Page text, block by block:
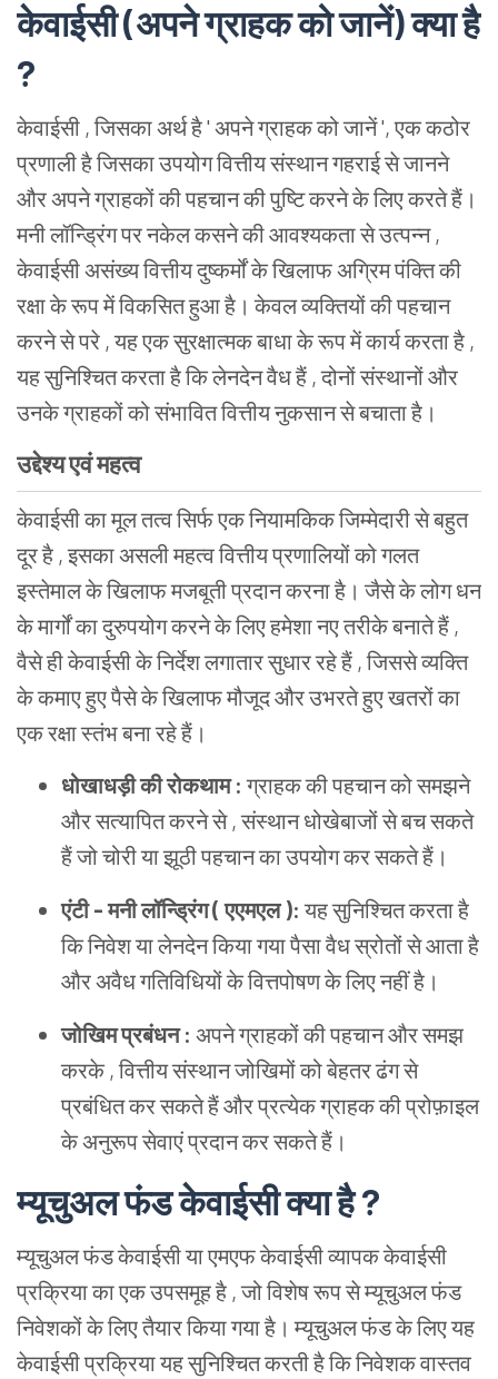
केवाईसी (अपने ग्राहक को जानें) क्या है
?
केवाईसी , जिसका अर्थ है ' अपने ग्राहक को जानें ', एक कठोर
प्रणाली है जिसका उपयोग वित्तीय संस्थान गहराई से जानने
और अपने ग्राहकों की पहचान की पुष्टि करने के लिए करते हैं।
मनी लॉन्ड्रिंग पर नकेल कसने की आवश्यकता से उत्पन्न ,
केवाईसी असंख्य वित्तीय दुष्कर्मों के खिलाफ अग्रिम पंक्ति की
रक्षा के रूप में विकसित हुआ है। केवल व्यक्तियों की पहचान
करने से परे , यह एक सुरक्षात्मक बाधा के रूप में कार्य करता है ,
यह सुनिश्चित करता है कि लेनदेन वैध हैं , दोनों संस्थानों और
उनके ग्राहकों को संभावित वित्तीय नुकसान से बचाता है।
उद्देश्य एवं महत्व
केवाईसी का मूल तत्व सिर्फ एक नियामकिक जिम्मेदारी से बहुत
दूर है , इसका असली महत्व वित्तीय प्रणालियों को गलत
इस्तेमाल के खिलाफ मजबूती प्रदान करना है। जैसे के लोग धन
के मार्गों का दुरुपयोग करने के लिए हमेशा नए तरीके बनाते हैं ,
वैसे ही केवाईसी के निर्देश लगातार सुधार रहे हैं , जिससे व्यक्ति
के कमाए हुए पैसे के खिलाफ मौजूद और उभरते हुए खतरों का
एक रक्षा स्तंभ बना रहे हैं।
धोखाधड़ी की रोकथाम :ग्राहक की पहचान को समझने
और सत्यापित करने से , संस्थान धोखेबाजों से बच सकते
हैं जो चोरी या झूठी पहचान का उपयोग कर सकते हैं।
एंटी - मनी लॉन्ड्रिंग ( एएमएल ):यह सुनिश्चित करता है
कि निवेश या लेनदेन किया गया पैसा वैध स्रोतों से आता है
और अवैध गतिविधियों के वित्तपोषण के लिए नहीं है।
जोखिम प्रबंधन : अपने ग्राहकों की पहचान और समझ
करके , वित्तीय संस्थान जोखिमों को बेहतर ढंग से
प्रबंधित कर सकते हैं और प्रत्येक ग्राहक की प्रोफ़ाइल
के अनुरूप सेवाएं प्रदान कर सकते हैं।
म्यूचुअल फंड केवाईसी क्या है ?
म्यूचुअल फंड केवाईसी या एमएफ केवाईसी व्यापक केवाईसी
प्रक्रिया का एक उपसमूह है , जो विशेष रूप से म्यूचुअल फंड
निवेशकों के लिए तैयार किया गया है। म्यूचुअल फंड के लिए यह
केवाईसी प्रक्रिया यह सुनिश्चित करती है कि निवेशक वास्तव